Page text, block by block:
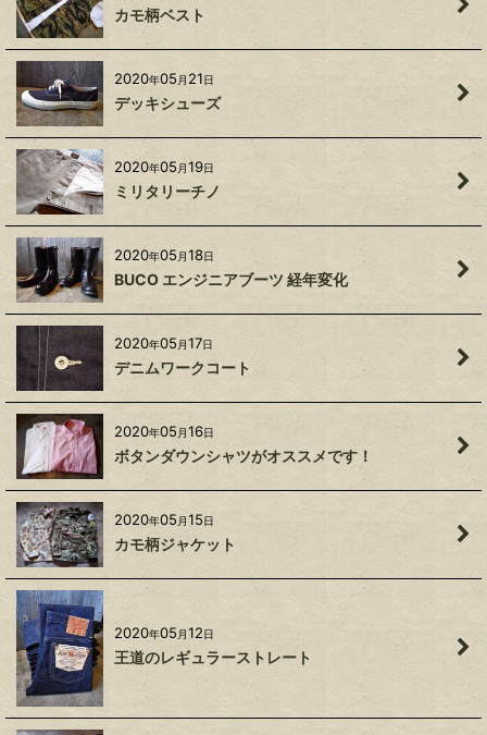
カモ柄ベスト
2020年05 月 21日
デッキシューズ
2020年05 月19日
ミリタリーチノ
2020年05 月18日
BUCO エンジニアブーツ 経年変化
2020年05 月17日
デニムワークコート
2020年05 月16日
ボタンダウンシャツがオススメです！
2020年05 月15日
カモ柄ジャケット
2020年05 月12日
王道のレギュラーストレート